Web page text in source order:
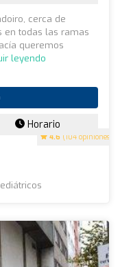
4.6 (104 opiniones)
cerca de
en todas las ramas
queremos
leyendo
Horario